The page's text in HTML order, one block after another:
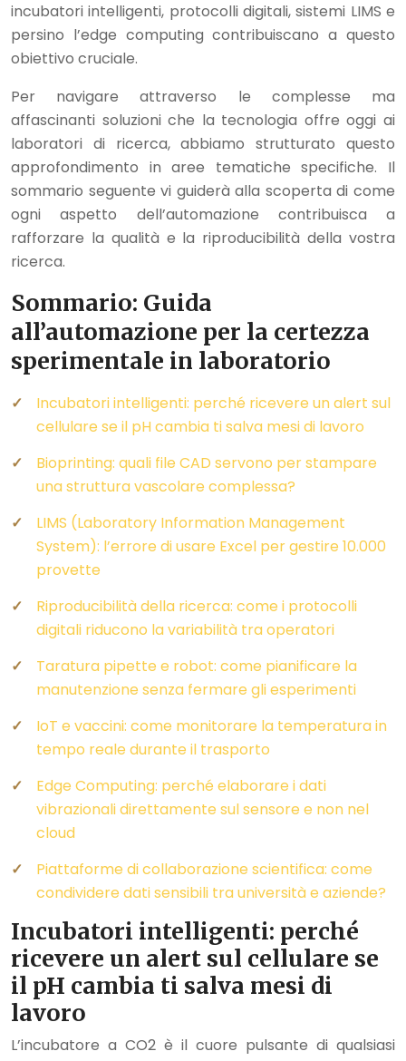
incubatori intelligenti, protocolli digitali, sistemi LIMS e
persino l’edge computing contribuiscano a questo
obiettivo cruciale.
Per navigare attraverso le complesse ma
affascinanti soluzioni che la tecnologia offre oggi ai
laboratori di ricerca, abbiamo strutturato questo
approfondimento in aree tematiche specifiche. Il
sommario seguente vi guiderà alla scoperta di come
ogni aspetto dell’automazione contribuisca a
rafforzare la qualità e la riproducibilità della vostra
ricerca.
Sommario: Guida
all’automazione per la certezza
sperimentale in laboratorio
Incubatori intelligenti: perché ricevere un alert sul
cellulare se il pH cambia ti salva mesi di lavoro
Bioprinting: quali file CAD servono per stampare
una struttura vascolare complessa?
LIMS (Laboratory Information Management
System): l’errore di usare Excel per gestire 10.000
provette
Riproducibilità della ricerca: come i protocolli
digitali riducono la variabilità tra operatori
Taratura pipette e robot: come pianificare la
manutenzione senza fermare gli esperimenti
IoT e vaccini: come monitorare la temperatura in
tempo reale durante il trasporto
Edge Computing: perché elaborare i dati
vibrazionali direttamente sul sensore e non nel
cloud
Piattaforme di collaborazione scientifica: come
condividere dati sensibili tra università e aziende?
Incubatori intelligenti: perché
ricevere un alert sul cellulare se
il pH cambia ti salva mesi di
lavoro
L’incubatore a CO2 è il cuore pulsante di qualsiasi